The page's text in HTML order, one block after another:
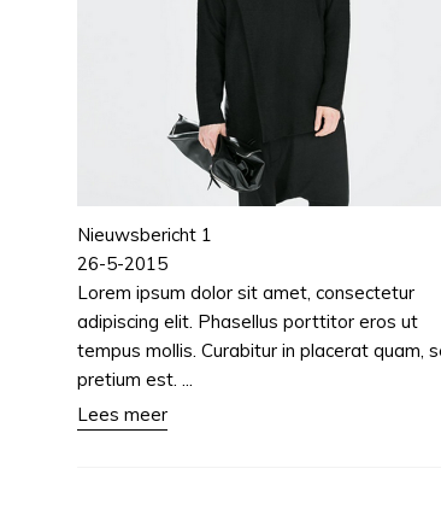
Nieuwsbericht 1
26-5-2015
Lorem ipsum dolor sit amet, consectetur
adipiscing elit. Phasellus porttitor eros ut
tempus mollis. Curabitur in placerat quam,
pretium est. ...
Lees meer